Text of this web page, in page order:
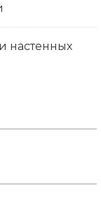
настенных